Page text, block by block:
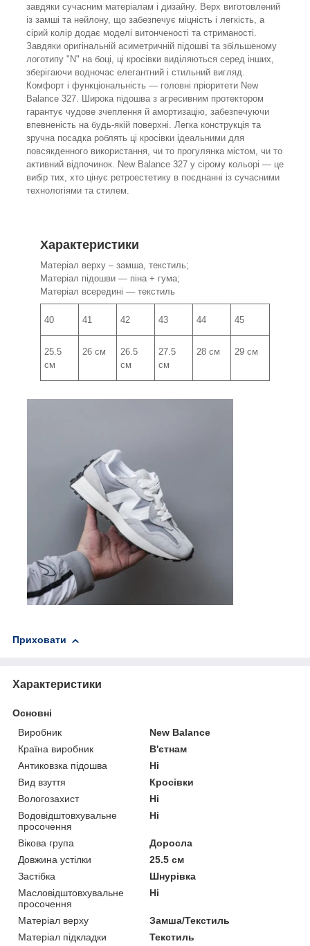
завдяки сучасним матеріалам і дизайну. Верх виготовлений
із замші та нейлону, що забезпечує міцність і легкість, а
сірий колір додає моделі витонченості та стриманості.
Завдяки оригінальній асиметричній підошві та збільшеному
логотипу "N" на боці, ці кросівки виділяються серед інших,
зберігаючи водночас елегантний і стильний вигляд.
Комфорт і функціональність — головні пріоритети New
Balance 327. Широка підошва з агресивним протектором
гарантує чудове зчеплення й амортизацію, забезпечуючи
впевненість на будь-якій поверхні. Легка конструкція та
зручна посадка роблять ці кросівки ідеальними для
повсякденного використання, чи то прогулянка містом, чи то
активний відпочинок. New Balance 327 у сірому кольорі — це
вибір тих, хто цінує ретроестетику в поєднанні із сучасними
технологіями та стилем.
Характеристики
Матеріал верху – замша, текстиль;
Матеріал підошви — піна + гума;
Матеріал всередині — текстиль
40 41 42 43 44 45
25.5
см
26 см
26.5
см
27.5
см
28 см 29 см
Приховати
Характеристики
Основні
Виробник
New Balance
Країна виробник
В'єтнам
Антиковзка підошва
Ні
Вид взуття
Кросівки
Вологозахист
Ні
Водовідштовхувальне
просочення
Ні
Вікова група
Доросла
Довжина устілки
25.5 см
Застібка
Шнурівка
Масловідштовхувальне
просочення
Ні
Матеріал верху
Замша/Текстиль
Матеріал підкладки
Текстиль